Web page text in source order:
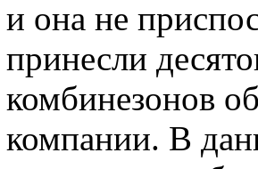
и она не
принесли
комбинезонов
компании. В